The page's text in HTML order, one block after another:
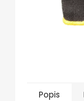
Popis